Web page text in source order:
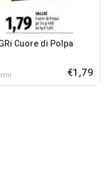
Cuore di Polpa
€1,79